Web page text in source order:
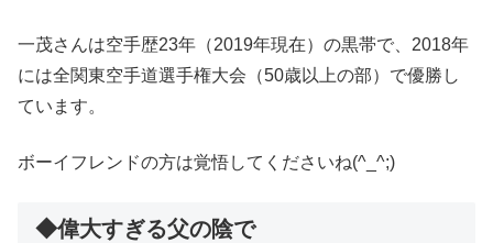
一茂さんは空手歴23年（2019年現在）の黒帯で、2018年
には全関東空手道選手権大会（50歳以上の部）で優勝し
ています。
ボーイフレンドの方は覚悟してくださいね(^_^;)
◆偉大すぎる父の陰で